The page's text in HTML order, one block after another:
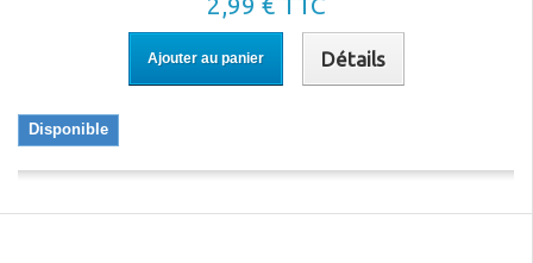
Ajouter au panier Détails
Disponible